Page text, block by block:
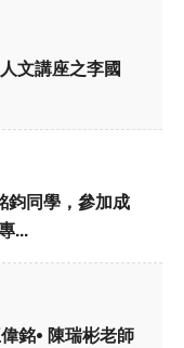
文講座之李國
鈞同學，參加成
...
銘• 陳瑞彬老師